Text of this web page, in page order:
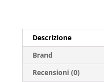
Descrizione
Brand
Recensioni (0)